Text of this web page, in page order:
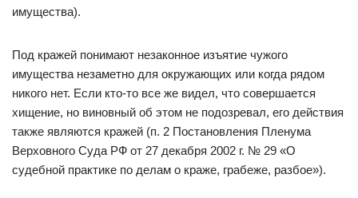
имущества).
Под кражей понимают незаконное изъятие чужого
имущества незаметно для окружающих или когда рядом
никого нет. Если кто-то все же видел, что совершается
хищение, но виновный об этом не подозревал, его действия
также являются кражей (п. 2 Постановления Пленума
Верховного Суда РФ от 27 декабря 2002 г. № 29 «О
судебной практике по делам о краже, грабеже, разбое»).